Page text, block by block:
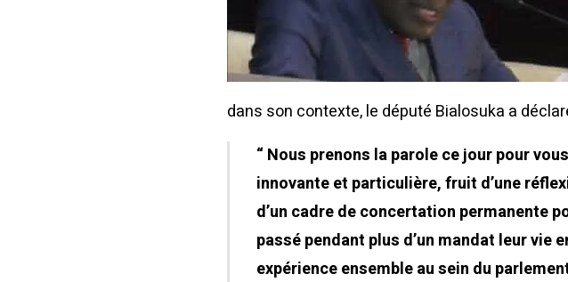
dans son contexte, le député Bialosuka a
“ Nous prenons la parole ce jour pour
innovante et particulière, fruit d’une
d’un cadre de concertation permanente
passé pendant plus d’un mandat leur vie
expérience ensemble au sein du